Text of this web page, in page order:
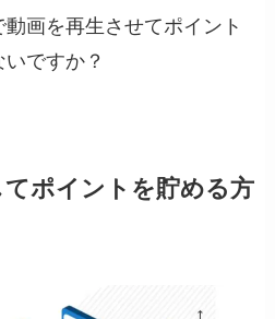
画を再生させてポイント
ですか？
ポイントを貯める方